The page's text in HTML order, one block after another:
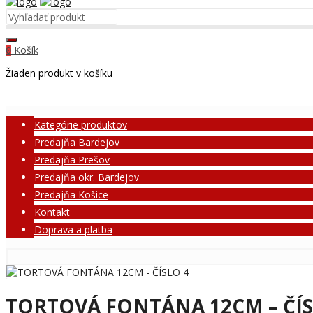
0 Košík
Žiaden produkt v košíku
Kategórie produktov
Predajňa Bardejov
Predajňa Prešov
Predajňa okr. Bardejov
Predajňa Košice
Kontakt
Doprava a platba
TORTOVÁ FONTÁNA 12CM –